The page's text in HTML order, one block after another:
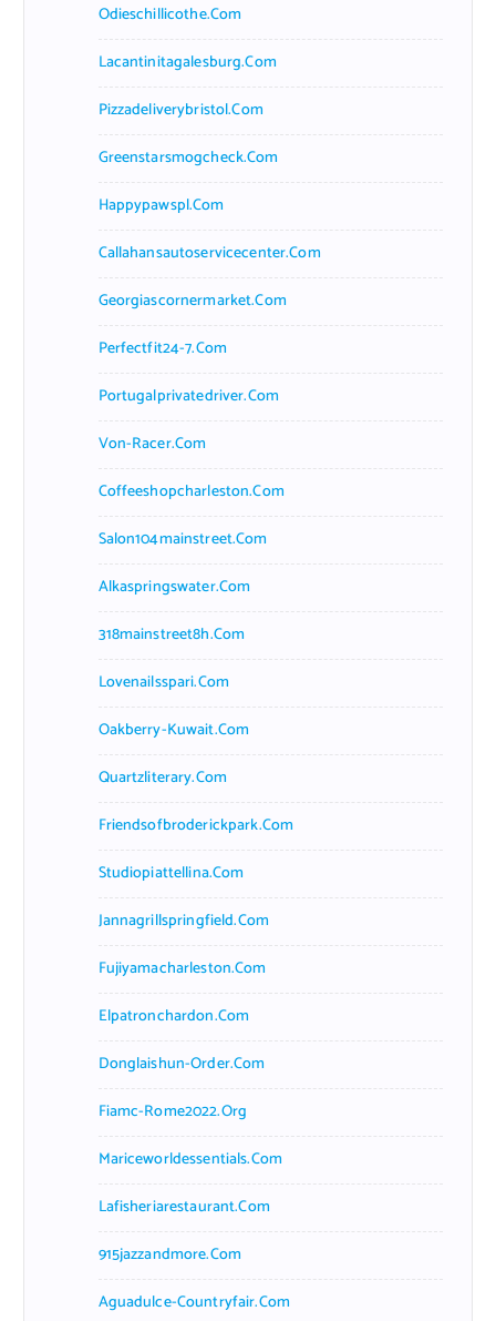
Odieschillicothe.com
Lacantinitagalesburg.com
Pizzadeliverybristol.com
Greenstarsmogcheck.com
Happypawspl.com
Callahansautoservicecenter.com
Georgiascornermarket.com
Perfectfit24-7.com
Portugalprivatedriver.com
Von-Racer.com
Coffeeshopcharleston.com
Salon104mainstreet.com
Alkaspringswater.com
318mainstreet8h.com
Lovenailsspari.com
Oakberry-Kuwait.com
Quartzliterary.com
Friendsofbroderickpark.com
Studiopiattellina.com
Jannagrillspringfield.com
Fujiyamacharleston.com
Elpatronchardon.com
Donglaishun-Order.com
Fiamc-Rome2022.org
Mariceworldessentials.com
Lafisheriarestaurant.com
915jazzandmore.com
Aguadulce-Countryfair.com